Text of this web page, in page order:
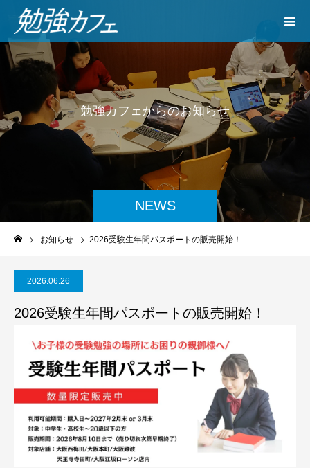
NEWS
勉強カ フ ェ からのお知らせ
お知らせ 2026受験生年間パスポートの販売開始！
2026.06.26
2026受験生年間パスポートの販売開始！